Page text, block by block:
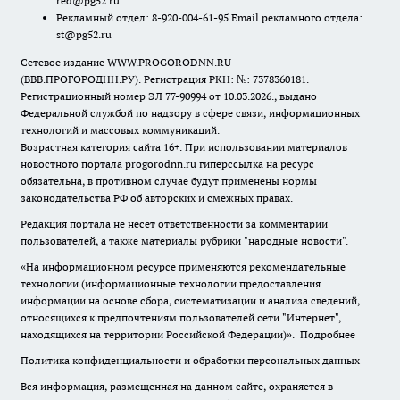
Рекламный отдел: 8-920-004-61-95 Email рекламного отдела:
st@pg52.ru
Сетевое издание WWW.PROGORODNN.RU
(ВВВ.ПРОГОРОДНН.РУ). Регистрация РКН: №: 7378360181.
Регистрационный номер ЭЛ 77-90994 от 10.03.2026., выдано
Федеральной службой по надзору в сфере связи, информационных
технологий и массовых коммуникаций.
Возрастная категория сайта 16+. При использовании материалов
новостного портала progorodnn.ru гиперссылка на ресурс
обязательна, в противном случае будут применены нормы
законодательства РФ об авторских и смежных правах.
Редакция портала не несет ответственности за комментарии
пользователей, а также материалы рубрики "народные новости".
«На информационном ресурсе применяются рекомендательные
технологии (информационные технологии предоставления
информации на основе сбора, систематизации и анализа сведений,
относящихся к предпочтениям пользователей сети "Интернет",
находящихся на территории Российской Федерации)». Подробнее
Политика конфиденциальности и обработки персональных данных
Вся информация, размещенная на данном сайте, охраняется в